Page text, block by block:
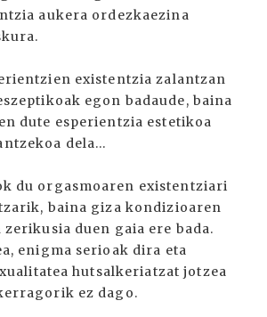
aukera ordezkaezina
existentzia zalantzan
egon badaude, baina
dute esperientzia estetikoa
dela...
du orgasmoaren existentziari
baina giza kondizioaren
duen gaia ere bada.
enigma serioak dira eta
hutsalkeriatzat jotzea
ez dago.